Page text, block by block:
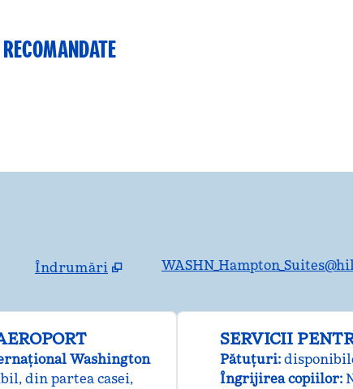
Îndrumări
Washington
, din partea casei,
SERVICII
Pătuțuri:
Îngrijirea copiilor: